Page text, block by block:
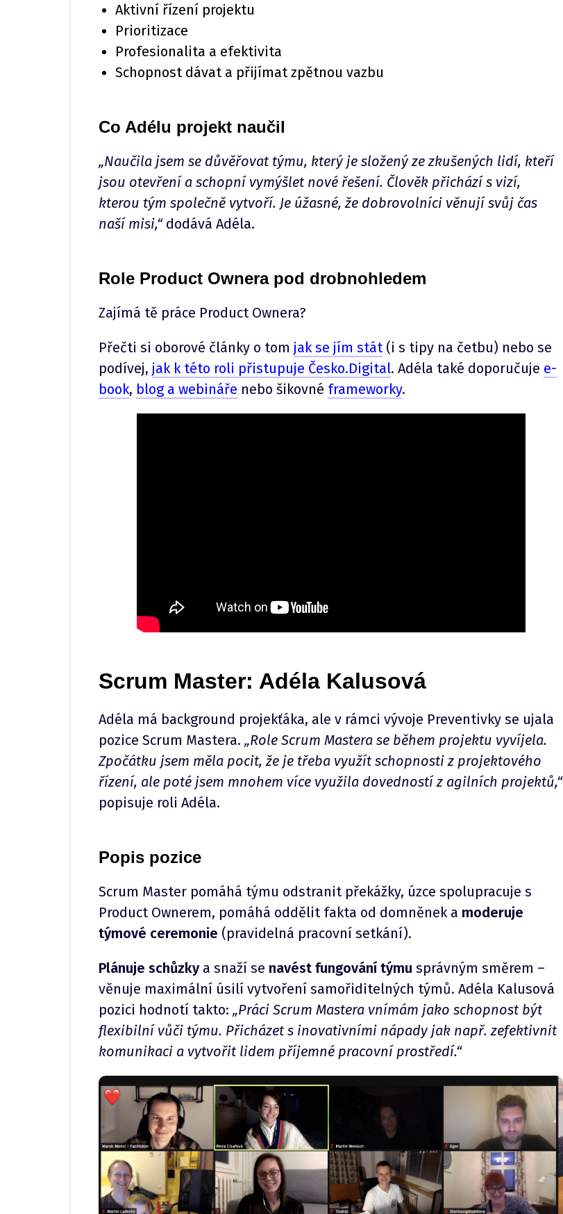
Aktivní řízení projektu
Prioritizace
Profesionalita a efektivita
Schopnost dávat a přijímat zpětnou vazbu
Co Adélu projekt naučil
„Naučila jsem se důvěřovat týmu, který je složený ze zkušených lidí, kteří
jsou otevření a schopní vymýšlet nové řešení. Člověk přichází s vizí,
kterou tým společně vytvoří. Je úžasné, že dobrovolníci věnují svůj čas
naší misi,“dodává Adéla.
Role Product Ownera pod drobnohledem
Zajímá tě práce Product Ownera?
Přečti si oborové články o tom jak se jím stát(i s tipy na četbu) nebo se
podívej, jak k této roli přistupuje Česko.Digital. Adéla také doporučuje e-
book, blog a webináře nebo šikovné frameworky.
Scrum Master: Adéla Kalusová
Adéla má background projekťáka, ale v rámci vývoje Preventivky se ujala
pozice Scrum Mastera. „Role Scrum Mastera se během projektu vyvíjela.
Zpočátku jsem měla pocit, že je třeba využít schopnosti z projektového
řízení, ale poté jsem mnohem více využila dovedností z agilních projektů,“
popisuje roli Adéla.
Popis pozice
Scrum Master pomáhá týmu odstranit překážky, úzce spolupracuje s
Product Ownerem, pomáhá oddělit fakta od domněnek a moderuje
týmové ceremonie (pravidelná pracovní setkání).
Plánuje schůzkya snaží se navést fungování týmu správným směrem –
věnuje maximální úsilí vytvoření samořiditelných týmů. Adéla Kalusová
pozici hodnotí takto: „Práci Scrum Mastera vnímám jako schopnost být
flexibilní vůči týmu. Přicházet s inovativními nápady jak např. zefektivnit
komunikaci a vytvořit lidem příjemné pracovní prostředí.“